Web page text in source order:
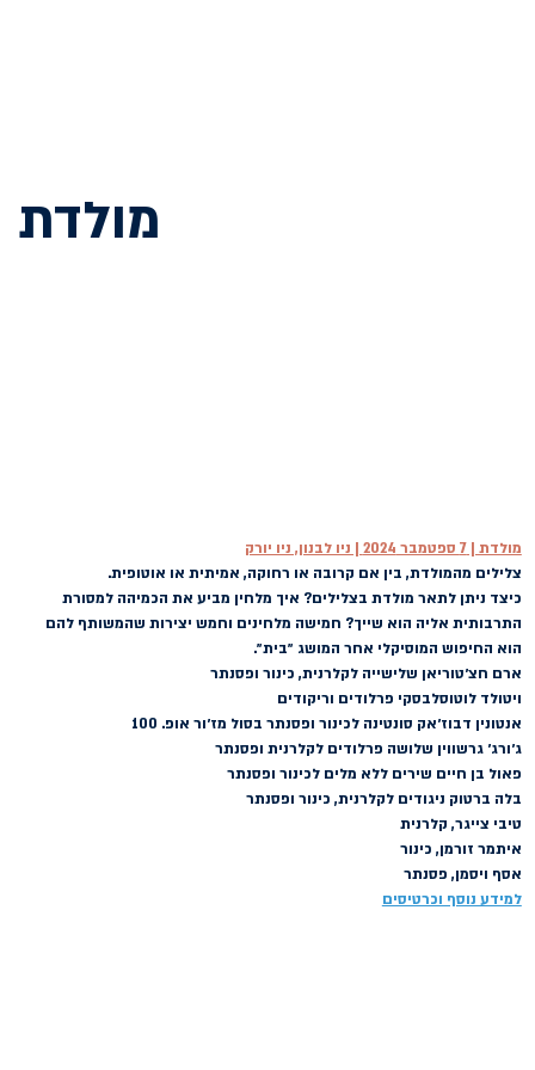
מולדת | 7 ספטמבר 2024 | ניו לבנון, ניו יורק
צלילים מהמולדת, בין אם קרובה או רחוקה, אמיתית או אוטופית.
כיצד ניתן לתאר מולדת בצלילים? איך מלחין מביע את הכמיהה למסורת
התרבותית אליה הוא שייך? חמישה מלחינים וחמש יצירות שהמשותף להם
הוא החיפוש המוסיקלי אחר המושג ״בית״.
ארם חצ׳טוריאן שלישייה לקלרנית, כינור ופסנתר
ויטולד לוטוסלבסקי פרלודים וריקודים
אנטונין דבוז׳אק סונטינה לכינור ופסנתר בסול מז׳ור אופ. 100
ג׳ורג׳ גרשווין שלושה פרלודים לקלרנית ופסנתר
פאול בן חיים שירים ללא מלים לכינור ופסנתר
בלה ברטוק ניגודים לקלרנית, כינור ופסנתר
טיבי צייגר, קלרנית
איתמר זורמן, כינור
אסף ויסמן, פסנתר
למידע נוסף וכרטיסים
מולדת